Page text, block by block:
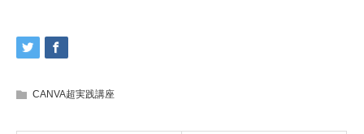
CANVA超実践講座